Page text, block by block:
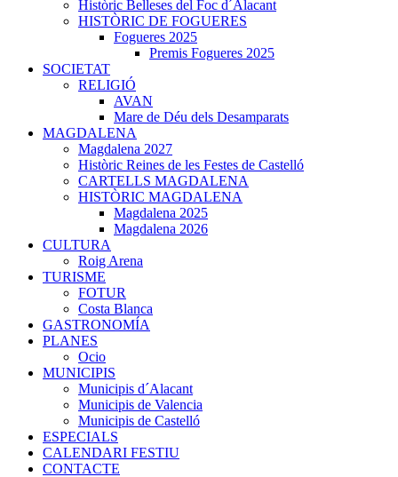
Històric Belleses del Foc d´Alacant
HISTÒRIC DE FOGUERES
Fogueres 2025
Premis Fogueres 2025
SOCIETAT
RELIGIÓ
AVAN
Mare de Déu dels Desamparats
MAGDALENA
Magdalena 2027
Històric Reines de les Festes de Castelló
CARTELLS MAGDALENA
HISTÒRIC MAGDALENA
Magdalena 2025
Magdalena 2026
CULTURA
Roig Arena
TURISME
FOTUR
Costa Blanca
GASTRONOMÍA
PLANES
Ocio
MUNICIPIS
Municipis d´Alacant
Municipis de Valencia
Municipis de Castelló
ESPECIALS
CALENDARI FESTIU
CONTACTE